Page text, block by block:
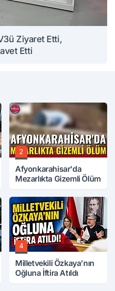
Ziyaret Etti,
Etti
2
Afyonkarahisar'da
Mezarlıkta Gizemli Ölüm
4
Milletvekili Özkaya’nın
Oğluna İftira Atıldı